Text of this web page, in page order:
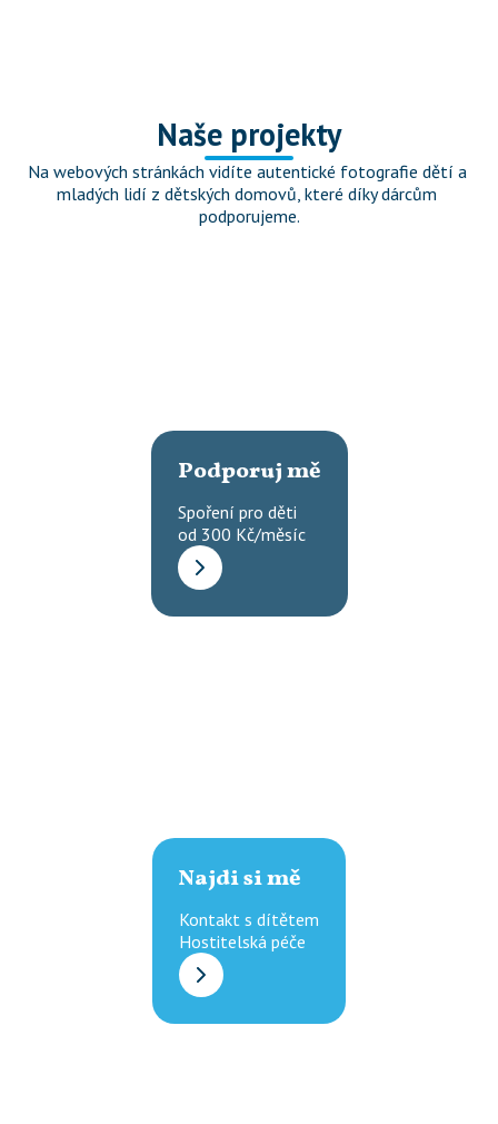
Naše projekty
Na webových stránkách vidíte autentické fotografie dětí a
mladých lidí z dětských domovů, které díky dárcům
podporujeme.
Podporuj mě
Spoření pro děti
od 300 Kč/měsíc
Najdi si mě
Kontakt s dítětem
Hostitelská péče